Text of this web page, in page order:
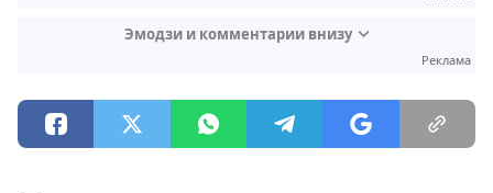
Эмодзи и комментарии внизу
Реклама